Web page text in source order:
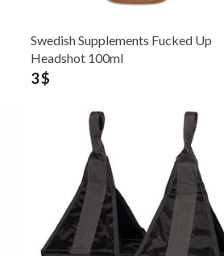
Swedish Supplements Fucked Up
Headshot 100ml
3 $